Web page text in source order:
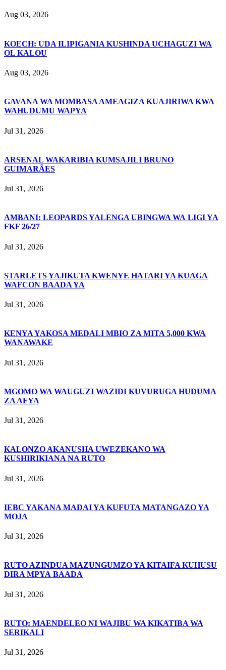
Aug 03, 2026
KOECH: UDA ILIPIGANIA KUSHINDA UCHAGUZI WA
OL KALOU
Aug 03, 2026
GAVANA WA MOMBASA AMEAGIZA KUAJIRIWA KWA
WAHUDUMU WAPYA
Jul 31, 2026
ARSENAL WAKARIBIA KUMSAJILI BRUNO
GUIMARÃES
Jul 31, 2026
AMBANI: LEOPARDS YALENGA UBINGWA WA LIGI YA
FKF 26/27
Jul 31, 2026
STARLETS YAJIKUTA KWENYE HATARI YA KUAGA
WAFCON BAADA YA
Jul 31, 2026
KENYA YAKOSA MEDALI MBIO ZA MITA 5,000 KWA
WANAWAKE
Jul 31, 2026
MGOMO WA WAUGUZI WAZIDI KUVURUGA HUDUMA
ZA AFYA
Jul 31, 2026
KALONZO AKANUSHA UWEZEKANO WA
KUSHIRIKIANA NA RUTO
Jul 31, 2026
IEBC YAKANA MADAI YA KUFUTA MATANGAZO YA
MOJA
Jul 31, 2026
RUTO AZINDUA MAZUNGUMZO YA KITAIFA KUHUSU
DIRA MPYA BAADA
Jul 31, 2026
RUTO: MAENDELEO NI WAJIBU WA KIKATIBA WA
SERIKALI
Jul 31, 2026